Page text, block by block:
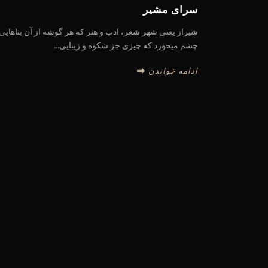
سرای مشیر
شیراز یعنی شهر شعر، ادب و هنر که هر گوشه از آن
چشم میخورد که چیزی جز شکوه و زیبایی...
ادامه خواندن